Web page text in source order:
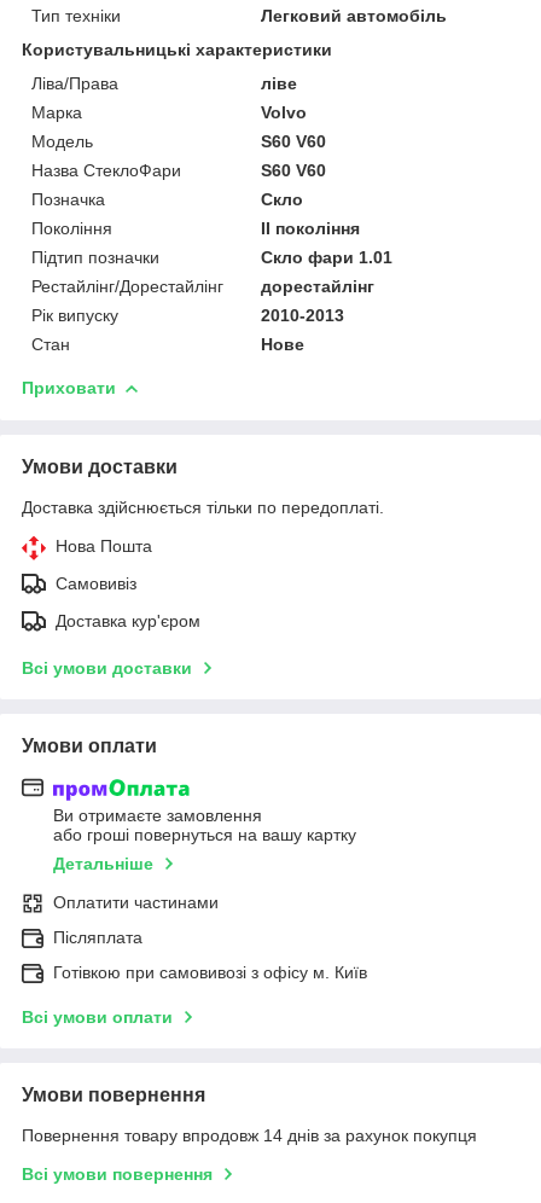
Тип техніки
Легковий автомобіль
Користувальницькі характеристики
Ліва/Права
ліве
Марка
Volvo
Мoдель
S60 V60
Назва СтеклоФари
S60 V60
Позначка
Скло
Покоління
II покоління
Підтип позначки
Скло фари 1.01
Рестайлінг/Дорестайлінг
дорестайлінг
Рік випуску
2010-2013
Стан
Нове
Приховати
Умови доставки
Доставка здійснюється тільки по передоплаті.
Нова Пошта
Самовивіз
Доставка кур'єром
Всі умови доставки
Умови оплати
Ви отримаєте замовлення
або гроші повернуться на вашу картку
Детальніше
Оплатити частинами
Післяплата
Готівкою при самовивозі з офісу м. Київ
Всі умови оплати
Умови повернення
Повернення товару впродовж 14 днів за рахунок покупця
Всі умови повернення